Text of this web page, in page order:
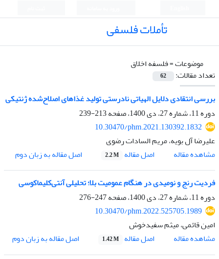
تأملات فلسفی
موضوعات =فلسفه اخلاق
تعداد مقالات:
62
بررسی انتقادی دلایل الهیاتی نادرستی تولید غذاهای اصلاح‌شده‌ ژنتیکی
دوره 11، شماره 27، دی 1400، صفحه
213-239
10.30470/phm.2021.130392.1832
علیرضا آل بویه، مریم السادات رضوی
مشاهده مقاله
اصل مقاله 2.2 M
اصل مقاله به زبان دوم
فردیت رنج و نومیدی در هنگام عمومیت بلا؛ تحلیلی آنتی‌کلیماکوسی
دوره 11، شماره 27، دی 1400، صفحه
247-276
10.30470/phm.2022.525705.1989
امین قائمی، میثم سفیدخوش
مشاهده مقاله
اصل مقاله 1.42 M
اصل مقاله به زبان دوم